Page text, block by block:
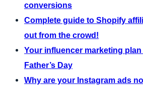
conversions
Complete guide to Shopify
out from the crowd!
Your influencer marketing plan
Father’s Day
Why are your Instagram ads